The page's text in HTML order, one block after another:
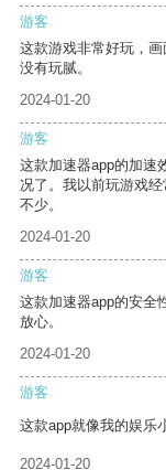
游客
这款游戏非常好玩，
没有玩腻。
2024-01-20
游客
这款加速器app的加速
况了。我以前玩游戏
不少。
2024-01-20
游客
这款加速器app的安全
放心。
2024-01-20
游客
这款app就像我的娱乐
2024-01-20